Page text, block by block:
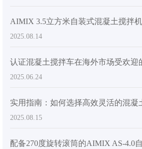
2025.08.14
认证混凝土搅拌车在海外市场受欢迎
2025.06.24
2025.08.15